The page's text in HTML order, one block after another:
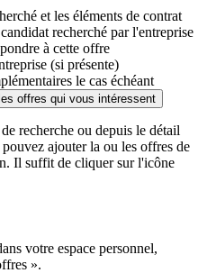
et les éléments de contrat
recherché par l'entreprise
à cette offre
(si présente)
le cas échéant
offres qui vous intéressent
recherche ou depuis le détail
ajouter la ou les offres de
Il suffit de cliquer sur l'icône
votre espace personnel,
».